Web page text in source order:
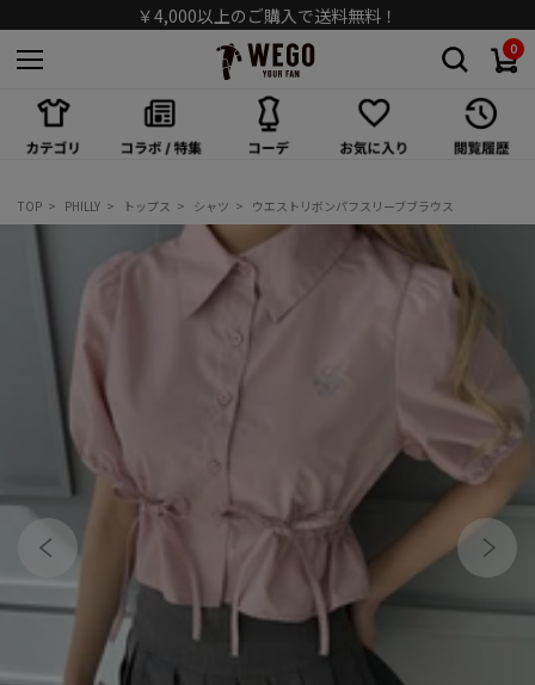
￥4,000以上のご購入で送料無料！
0
ワンピース/オールインワン
キャップ/ハット
ソックス
アクセサリー
メガネ/サングラス
マフラー/ストール
推し活グッズ
TOP PHILLY トップス シャツ ウエストリボンパフスリーブブラウス